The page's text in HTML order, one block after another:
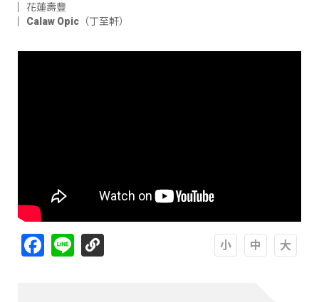
花蓮壽豐
Calaw Opic（丁至軒）
Facebook
Line